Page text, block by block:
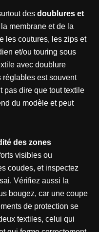
des doublures et
membrane et de la
les coutures, les zips et
et/ou touring sous
avec doublure
réglables est souvent
pas dire que tout textile
du modèle et peut
des zones
visibles ou
coudes, et inspectez
Vérifiez aussi la
bougez, car une coupe
de protection se
textiles, celui qui